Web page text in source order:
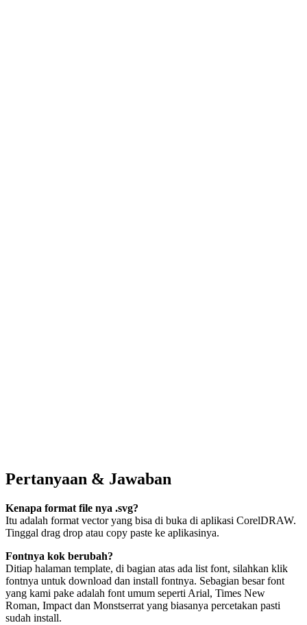
Pertanyaan & Jawaban
Kenapa format file nya .svg?
Itu adalah format vector yang bisa di buka di aplikasi CorelDRAW.
Tinggal drag drop atau copy paste ke aplikasinya.
Fontnya kok berubah?
Ditiap halaman template, di bagian atas ada list font, silahkan klik
fontnya untuk download dan install fontnya. Sebagian besar font
yang kami pake adalah font umum seperti Arial, Times New
Roman, Impact dan Monstserrat yang biasanya percetakan pasti
sudah install.